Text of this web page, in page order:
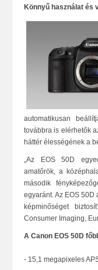
Könnyű használat és
automatikusan
továbbra is elérhetők
háttér élességének a
„Az EOS 50D
amatőrök, a
második
egyaránt. Az EOS
képminőséget
Consumer Imaging,
A Canon EOS 50D
- 15,1 megapixeles